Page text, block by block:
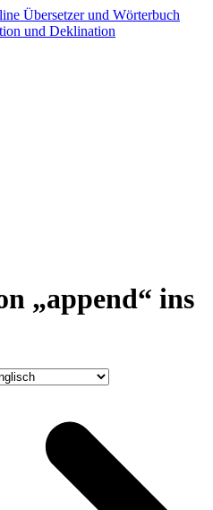
und Deklination
„append“ ins